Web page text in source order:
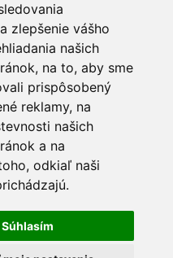
zlepšenie vášho
našich
na to, aby sme
prispôsobený
reklamy, na
našich
a na
odkiaľ naši
Súhlasím
strom! Prečítajte si viac
Pridať do košíka